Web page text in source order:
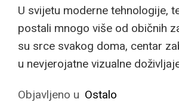
U svijetu moderne tehnologije,
postali mnogo više od običnih
su srce svakog doma, centar
u nevjerojatne vizualne
Objavljeno u Ostalo